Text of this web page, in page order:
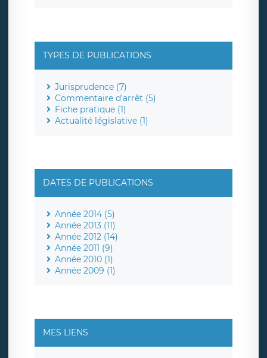
TYPES DE PUBLICATIONS
Jurisprudence (7)
Commentaire d'arrêt (5)
Fiche pratique (1)
Actualité législative (1)
DATES DE PUBLICATIONS
Année 2014 (5)
Année 2013 (11)
Année 2012 (14)
Année 2011 (9)
Année 2010 (1)
Année 2009 (1)
MES LIENS